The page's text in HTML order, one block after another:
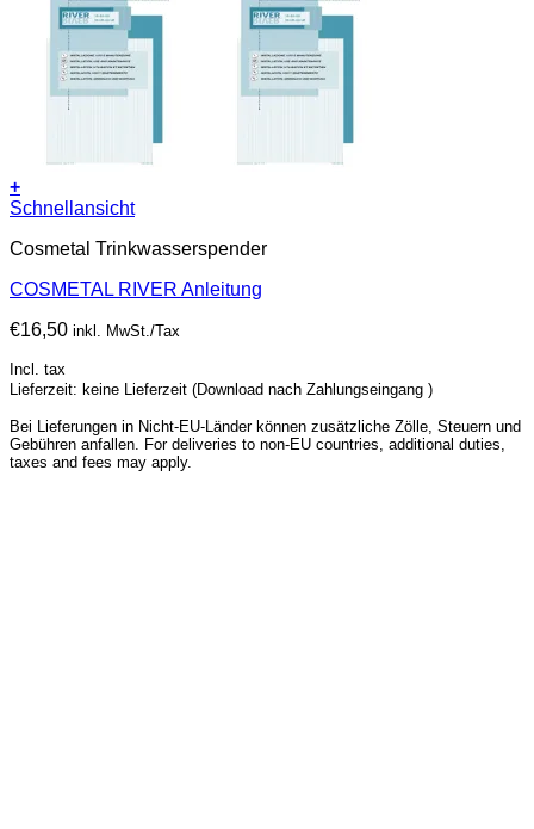
+
Schnellansicht
Cosmetal Trinkwasserspender
COSMETAL RIVER Anleitung
€16,50 inkl. MwSt./Tax
Incl. tax
Lieferzeit: keine Lieferzeit (Download nach Zahlungseingang )
Bei Lieferungen in Nicht-EU-Länder können zusätzliche Zölle, Steuern und
Gebühren anfallen. For deliveries to non-EU countries, additional duties,
taxes and fees may apply.